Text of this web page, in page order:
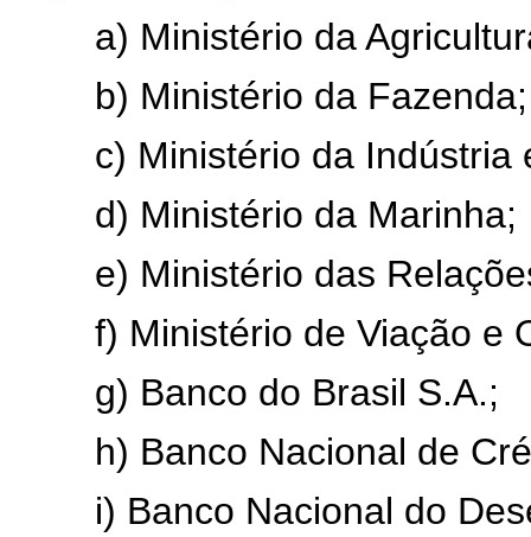
a) Ministério da
b) Ministério da Fazenda;
c) Ministério da Indústria
d) Ministério da Marinha;
e) Ministério das
f) Ministério de Viação e
g) Banco do Brasil S.A.;
h) Banco Nacional de
i) Banco Nacional do